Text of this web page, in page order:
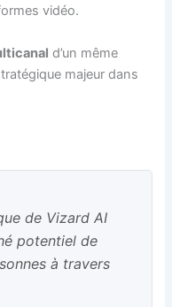
vidéo.
d’un même
majeur dans
de Vizard AI
potentiel de
à travers